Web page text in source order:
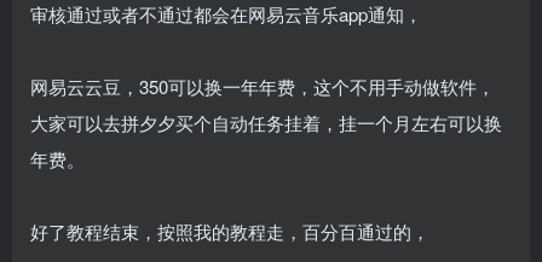
审核通过或者不通过都会在网易云音乐app通知，
网易云云豆，350可以换一年年费，这个不用手动做软件，
大家可以去拼夕夕买个自动任务挂着，挂一个月左右可以换
年费。
好了教程结束，按照我的教程走，百分百通过的，